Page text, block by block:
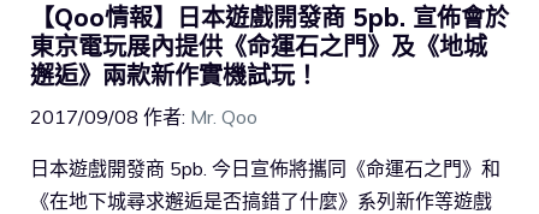
【Qoo情報】日本遊戲開發商 5pb. 宣佈會於
東京電玩展內提供《命運石之門》及《地城
邂逅》兩款新作實機試玩！
2017/09/08 作者: Mr. Qoo
日本遊戲開發商 5pb. 今日宣佈將攜同《命運石之門》和
《在地下城尋求邂逅是否搞錯了什麼》系列新作等遊戲